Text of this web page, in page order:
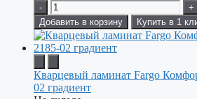
-
+
Добавить в корзину
Купить в 1
Кварцевый ламинат Fargo
02 градиент